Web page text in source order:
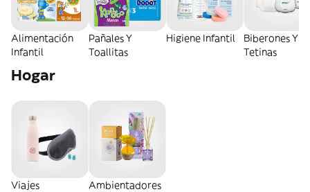
Alimentación
Infantil
Pañales Y
Toallitas
Higiene Infantil
Biberones Y
Tetinas
Hogar
Viajes Ambientadores